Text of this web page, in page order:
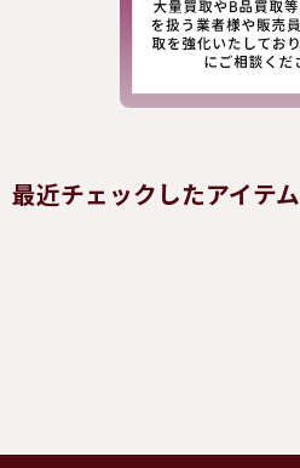
最近チェックしたアイテム